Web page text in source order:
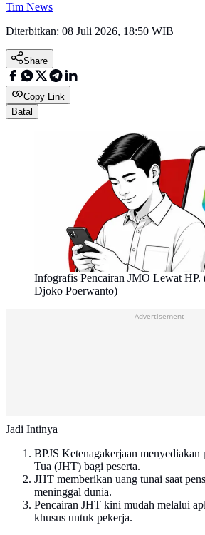
Tim News
Diterbitkan: 08 Juli 2026, 18:50 WIB
Share
Copy Link
Batal
Infografis Pencairan JMO Lewat HP.
Djoko Poerwanto)
Advertisement
Jadi Intinya
BPJS Ketenagakerjaan
Tua (JHT) bagi peserta.
JHT memberikan uang tunai saat
meninggal dunia.
Pencairan JHT kini mudah melalui
khusus untuk pekerja.